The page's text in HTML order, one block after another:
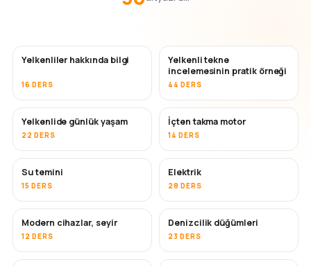
Yelkenliler hakkında bilgi
16 DERS
Yelkenli tekne
incelemesinin pratik örneği
44 DERS
Yelkenlide günlük yaşam
22 DERS
İçten takma motor
14 DERS
Su temini
15 DERS
Elektrik
28 DERS
Modern cihazlar, seyir
12 DERS
Denizcilik düğümleri
23 DERS